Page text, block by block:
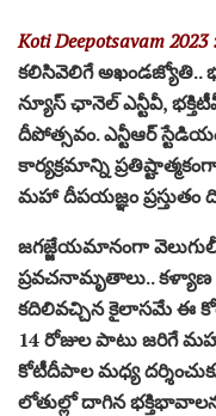
Koti Deepotsavam 2023
కలిసివెలిగే అఖండజ్యోతి..
న్యూస్ ఛానెల్ ఎన్టీవీ,
దీపోత్సవం. ఎన్టీఆర్‌
కార్యక్రమాన్ని
మహా దీపయజ్ఞం ప్రస్తుతం
జగజ్జేయమానంగా
ప్రవచనామృతాలు..
కదిలివచ్చిన కైలాసమే ఈ కోటి
14 రోజుల పాటు జరిగే
కోటీదీపాల మధ్య
లోతుల్లో దాగిన